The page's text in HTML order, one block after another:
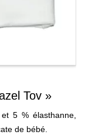
Tov »
5 % élasthanne,
de bébé.